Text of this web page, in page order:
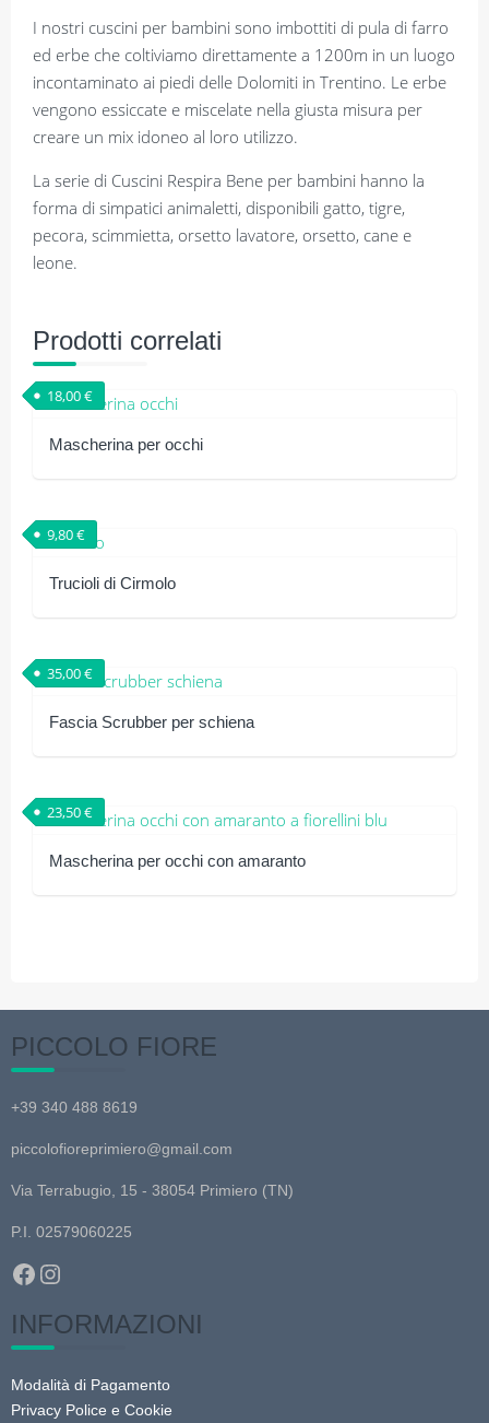
I nostri cuscini per bambini sono imbottiti di pula di farro
ed erbe che coltiviamo direttamente a 1200m in un luogo
incontaminato ai piedi delle Dolomiti in Trentino. Le erbe
vengono essiccate e miscelate nella giusta misura per
creare un mix idoneo al loro utilizzo.
La serie di Cuscini Respira Bene per bambini hanno la
forma di simpatici animaletti, disponibili gatto, tigre,
pecora, scimmietta, orsetto lavatore, orsetto, cane e
leone.
Prodotti correlati
Mascherina per occhi
18,00€
Trucioli di Cirmolo
9,80€
Fascia Scrubber per schiena
35,00€
Mascherina per occhi con amaranto
23,50€
varianti.
Le
opzioni
possono
scelte
nella
del
prodotto
PICCOLO FIORE
+39 340 488 8619
piccolofioreprimiero@gmail.com
Via Terrabugio, 15 - 38054 Primiero (TN)
P.I. 02579060225
Facebook
Instagram
INFORMAZIONI
Modalità di Pagamento
Privacy Police e Cookie